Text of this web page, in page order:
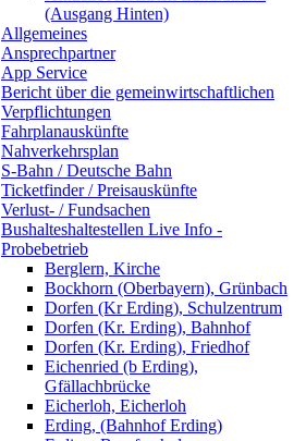
(Ausgang Hinten)
Allgemeines
Ansprechpartner
App Service
Bericht über die gemeinwirtschaftlichen
Verpflichtungen
Fahrplanauskünfte
Nahverkehrsplan
S-Bahn / Deutsche Bahn
Ticketfinder / Preisauskünfte
Verlust- / Fundsachen
Bushalteshaltestellen Live Info -
Probebetrieb
Berglern, Kirche
Bockhorn (Oberbayern), Grünbach
Dorfen (Kr Erding), Schulzentrum
Dorfen (Kr. Erding), Bahnhof
Dorfen (Kr. Erding), Friedhof
Eichenried (b Erding),
Gfällachbrücke
Eicherloh, Eicherloh
Erding, (Bahnhof Erding)